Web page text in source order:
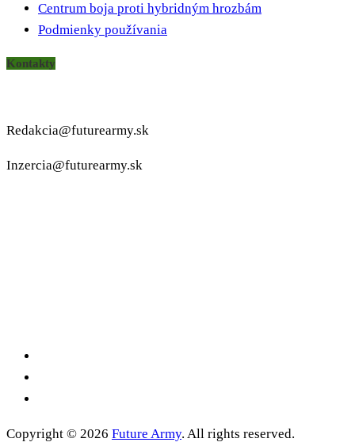
Centrum boja proti hybridným hrozbám
Podmienky používania
Kontakty
Redakcia@futurearmy.sk
Inzercia@futurearmy.sk
Copyright © 2026 Future Army. All rights reserved.